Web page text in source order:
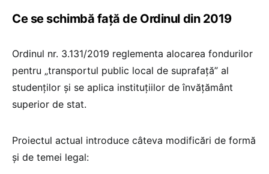
Ce se schimbă față de Ordinul din 2019
Ordinul nr. 3.131/2019 reglementa alocarea fondurilor
pentru „transportul public local de suprafață” al
studenților și se aplica instituțiilor de învățământ
superior de stat.
Proiectul actual introduce câteva modificări de formă
și de temei legal: